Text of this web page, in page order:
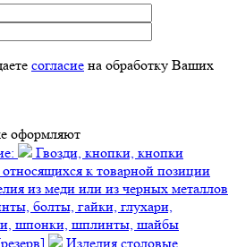
согласие на обработку Ваших
оформляют
Гвозди, кнопки, кнопки
к товарной позиции
из меди или из черных металлов
болты, гайки, глухари,
шпонки, шплинты, шайбы
Изделия столовые,